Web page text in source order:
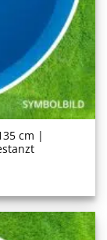
cm |